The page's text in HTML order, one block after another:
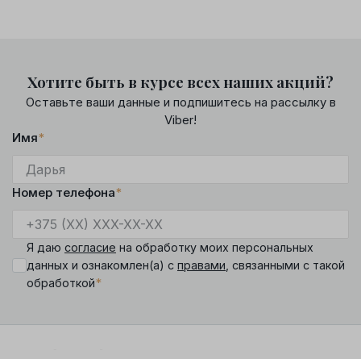
Хотите быть в курсе всех наших акций?
Оставьте ваши данные и подпишитесь на рассылку в
Viber!
Имя*
Номер телефона*
Я даю согласие на обработку моих персональных
данных и ознакомлен(а) с правами , связанными с такой
обработкой*